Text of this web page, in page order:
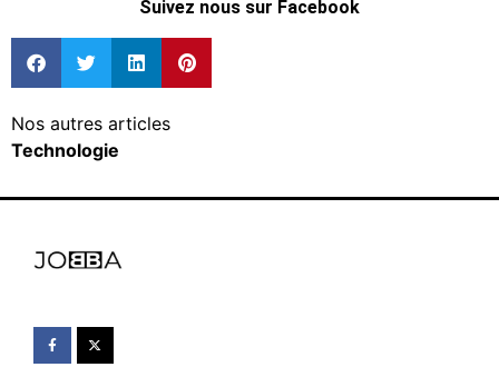
Suivez nous sur Facebook
Nos autres articles
Technologie